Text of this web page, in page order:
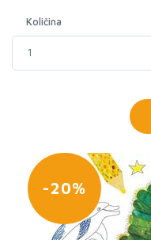
Količina
-20%